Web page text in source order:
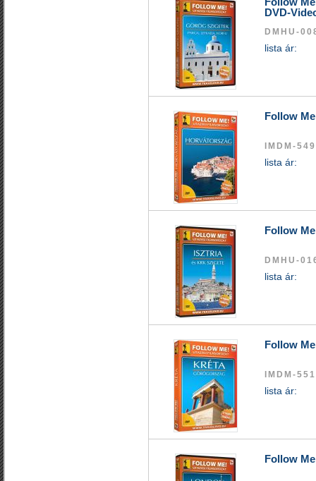
DVD-
DMHU-
lista ár:
Follow
IMDM-549
lista ár:
Follow
DMHU-
lista ár:
Follow
IMDM-551
lista ár:
Follow